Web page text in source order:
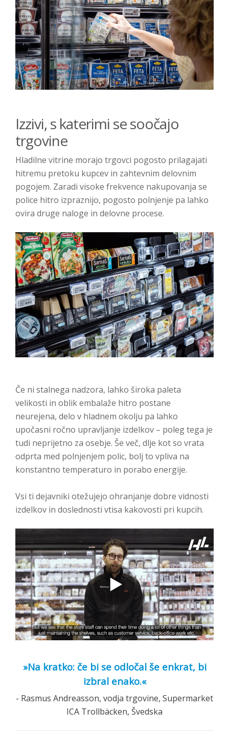
Izzivi, s katerimi se soočajo
trgovine
Hladilne vitrine morajo trgovci pogosto prilagajati
hitremu pretoku kupcev in zahtevnim delovnim
pogojem. Zaradi visoke frekvence nakupovanja se
police hitro izpraznijo, pogosto polnjenje pa lahko
ovira druge naloge in delovne procese.
Če ni stalnega nadzora, lahko široka paleta
velikosti in oblik embalaže hitro postane
neurejena, delo v hladnem okolju pa lahko
upočasni ročno upravljanje izdelkov – poleg tega je
tudi neprijetno za osebje. Še več, dlje kot so vrata
odprta med polnjenjem polic, bolj to vpliva na
konstantno temperaturo in porabo energije.
Vsi ti dejavniki otežujejo ohranjanje dobre vidnosti
izdelkov in doslednosti vtisa kakovosti pri kupcih.
»Na kratko: če bi se odločal še enkrat, bi
izbral enako.«
- Rasmus Andreasson, vodja trgovine, Supermarket
ICA Trollbäcken, Švedska